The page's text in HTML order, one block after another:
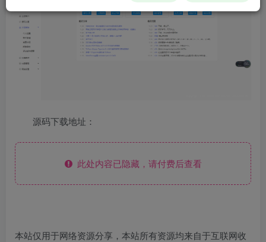
源码下载地址：
此处内容已隐藏，请付费后查看
本站仅用于网络资源分享，本站所有资源均来自于互联网收